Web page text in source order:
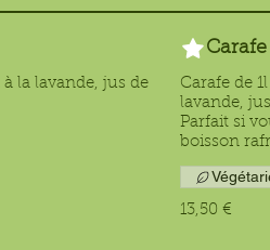
la lavande, jus de
Carafe de
lavande,
Parfait si
boisson
13,50 €